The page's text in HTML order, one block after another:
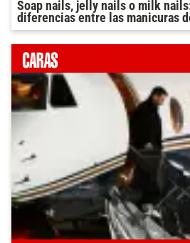
Soap nails, jelly nails o milk
diferencias entre las manicuras